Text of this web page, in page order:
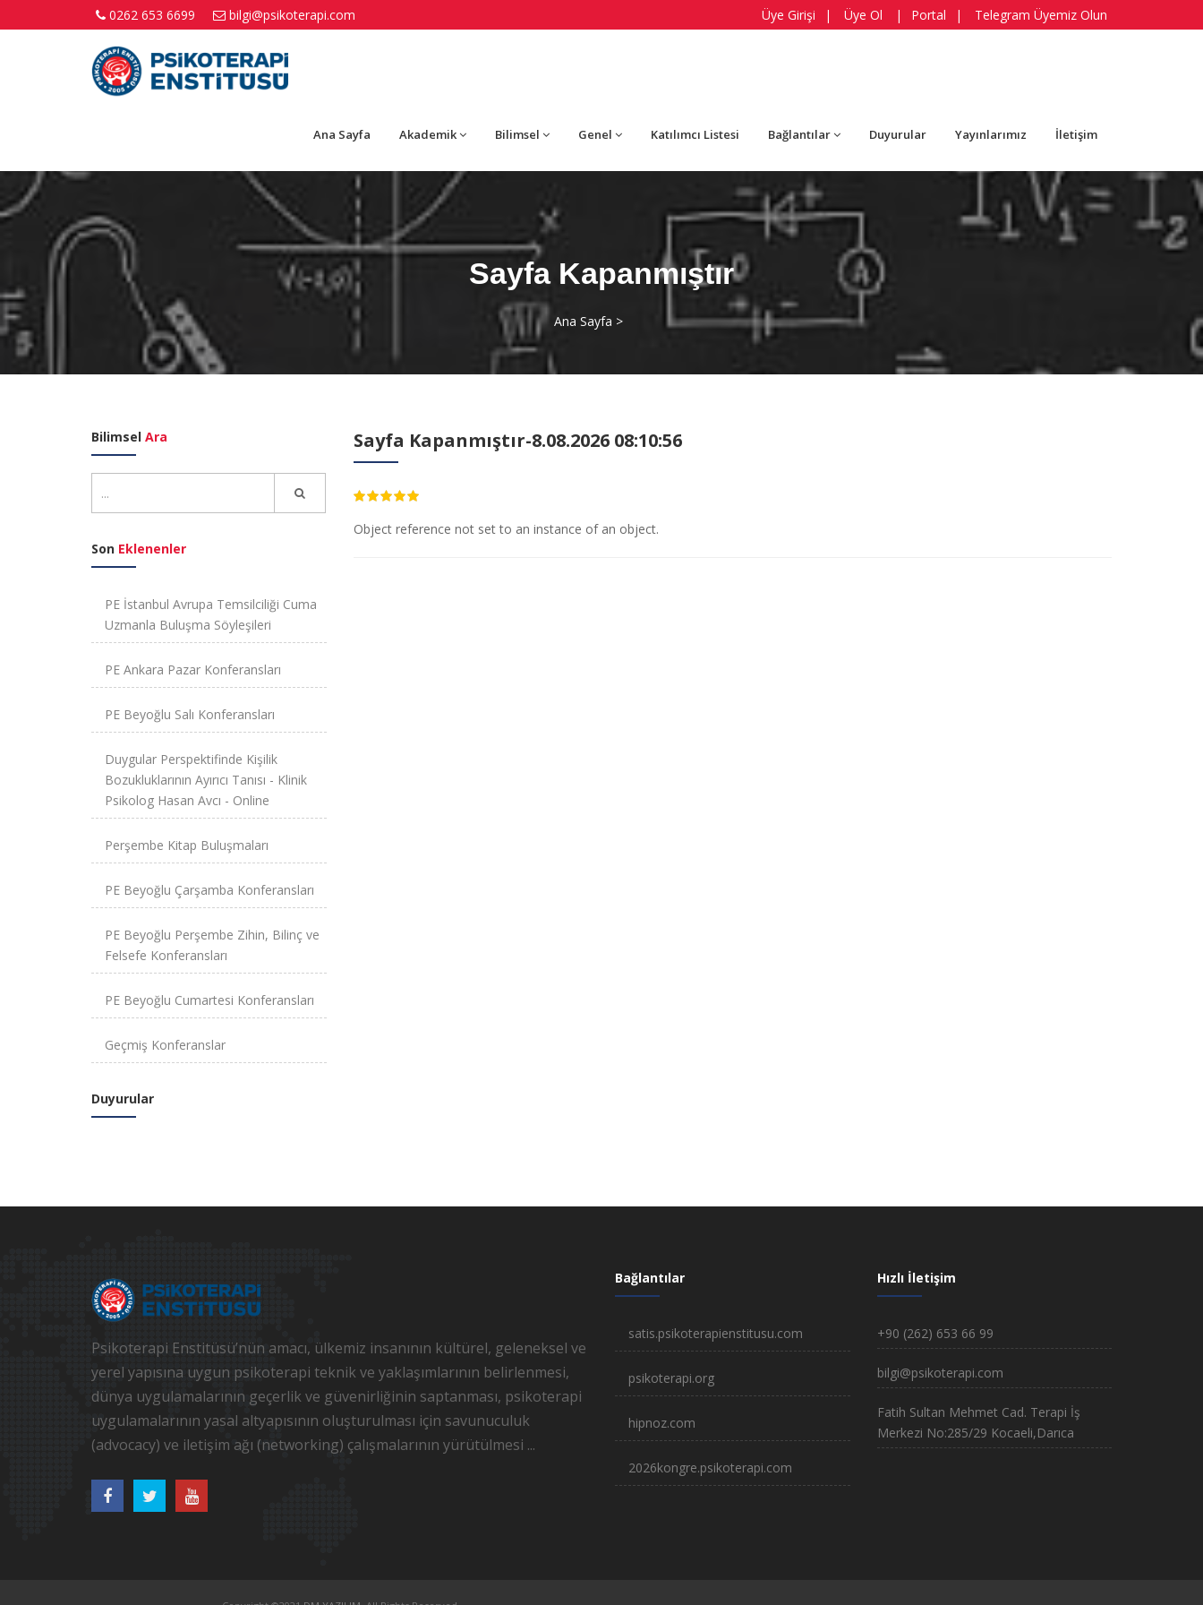
0262 653 6699 bilgi@psikoterapi.com Üye Girişi | Üye Ol | Portal | Telegram Üyemiz Olun
Ana Sayfa Akademik Bilimsel Genel Katılımcı Listesi Bağlantılar Duyurular Yayınlarımız İletişim
Sayfa Kapanmıştır
Ana Sayfa >
Sayfa Kapanmıştır-8.08.2026 08:10:56
Object reference not set to an instance of an object.
Bilimsel Ara
Son Eklenenler
PE İstanbul Avrupa Temsilciliği Cuma
Uzmanla Buluşma Söyleşileri
PE Ankara Pazar Konferansları
PE Beyoğlu Salı Konferansları
Duygular Perspektifinde Kişilik
Bozukluklarının Ayırıcı Tanısı - Klinik
Psikolog Hasan Avcı - Online
Perşembe Kitap Buluşmaları
PE Beyoğlu Çarşamba Konferansları
PE Beyoğlu Perşembe Zihin, Bilinç ve
Felsefe Konferansları
PE Beyoğlu Cumartesi Konferansları
Geçmiş Konferanslar
Duyurular
Psikoterapi Enstitüsü’nün amacı, ülkemiz insanının kültürel, geleneksel ve
yerel yapısına uygun psikoterapi teknik ve yaklaşımlarının belirlenmesi,
dünya uygulamalarının geçerlik ve güvenirliğinin saptanması, psikoterapi
uygulamalarının yasal altyapısının oluşturulması için savunuculuk
(advocacy) ve iletişim ağı (networking) çalışmalarının yürütülmesi ...
Bağlantılar
satis.psikoterapienstitusu.com
psikoterapi.org
hipnoz.com
2026kongre.psikoterapi.com
Hızlı İletişim
+90 (262) 653 66 99
bilgi@psikoterapi.com
Fatih Sultan Mehmet Cad. Terapi İş
Merkezi No:285/29 Kocaeli,Darıca